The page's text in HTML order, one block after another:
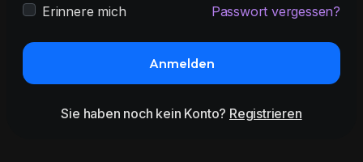
Erinnere mich Passwort vergessen?
Anmelden
Sie haben noch kein Konto? Registrieren